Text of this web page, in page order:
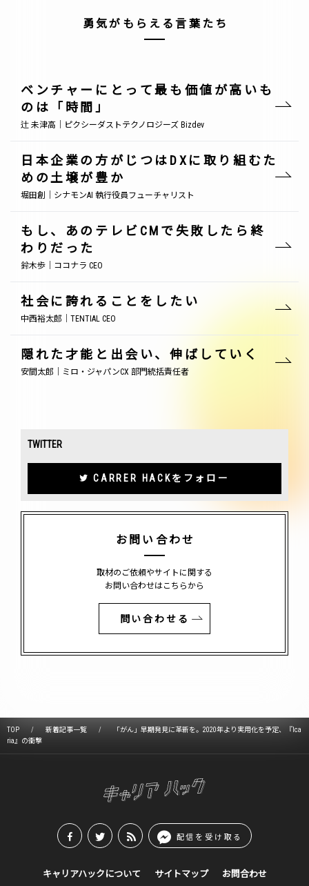
勇気がもらえる言葉たち
ベンチャーにとって最も価値が高いも
のは「時間」
辻 未津高｜ピクシーダストテクノロジーズ Bizdev
日本企業の方がじつはDXに取り組むた
めの土壌が豊か
堀田創｜シナモンAI 執行役員フューチャリスト
もし、あのテレビCMで失敗したら終
わりだった
鈴木歩｜ココナラ CEO
社会に誇れることをしたい
中西裕太郎｜TENTIAL CEO
隠れた才能と出会い、伸ばしていく
安間太郎｜ミロ・ジャパンCX 部門統括責任者
TWITTER
CARRER HACKをフォロー
お問い合わせ
取材のご依頼やサイトに関する
お問い合わせはこちらから
問い合わせる
TOP 新着記事一覧
「がん」早期発見に革新を。2020年より実用化を予定、『Ica
ria』の衝撃
配信を受け取る
キャリアハックについて サイトマップ お問合わせ